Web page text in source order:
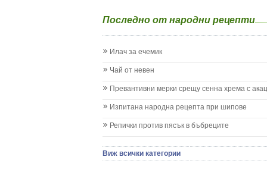
Жълтеница
Запек на бебето и детето
Кашлица при бебето и детето
Колики
Менингит
Млечница
Нощно напикаване - енуреза
Последно от народни рецепти
Илач за ечемик
Чай от невен
Превантивни мерки срещу сенна хрема с
Изпитана народна рецепта при шипове
Репички против пясък в бъбреците
Виж всички категории